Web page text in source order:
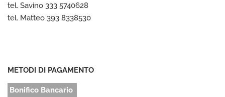
tel. Savino 333 5740628
tel. Matteo 393 8338530
METODI DI PAGAMENTO
Bonifico Bancario